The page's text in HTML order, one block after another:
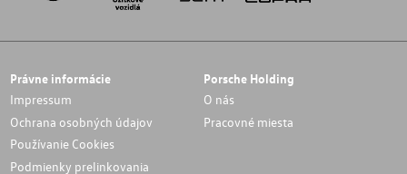
Právne informácie
Impressum
Ochrana osobných údajov
Používanie Cookies
Podmienky prelinkovania
Porsche Holding
O nás
Pracovné miesta